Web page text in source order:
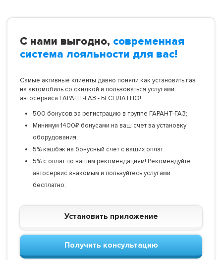
С нами выгодно, современная
система лояльности для вас!
Самые активные клиенты давно поняли как установить газ
на автомобиль со скидкой и пользоваться услугами
автосервиса ГАРАНТ-ГАЗ - БЕСПЛАТНО!
500 бонусов за регистрацию в группе ГАРАНТ-ГАЗ;
Минимум 1400₽ бонусами на ваш счет за установку
оборудования;
5% кэшбэк на бонусный счет с ваших оплат.
5% с оплат по вашим рекомендациям! Рекомендуйте
автосервис знакомым и пользуйтесь услугами
бесплатно;
Установить приложение
Получить консультацию